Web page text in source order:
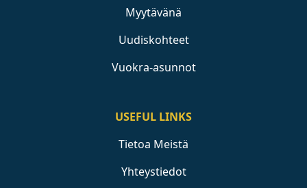
Myytävänä
Uudiskohteet
Vuokra-asunnot
USEFUL LINKS
Tietoa Meistä
Yhteystiedot